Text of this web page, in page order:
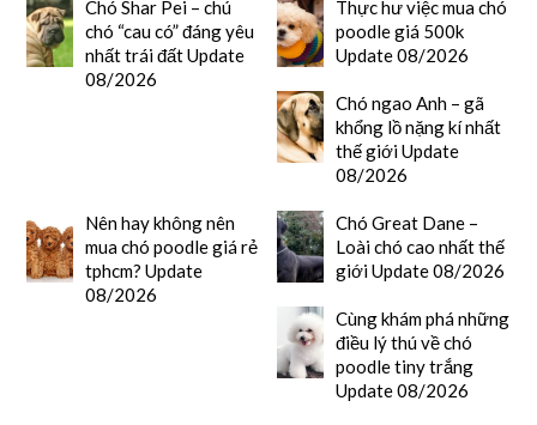
Chó Shar Pei – chú
chó “cau có” đáng yêu
nhất trái đất Update
08/2026
Thực hư việc mua chó
poodle giá 500k
Update 08/2026
Chó ngao Anh – gã
khổng lồ nặng kí nhất
thế giới Update
08/2026
Nên hay không nên
mua chó poodle giá rẻ
tphcm? Update
08/2026
Chó Great Dane –
Loài chó cao nhất thế
giới Update 08/2026
Cùng khám phá những
điều lý thú về chó
poodle tiny trắng
Update 08/2026